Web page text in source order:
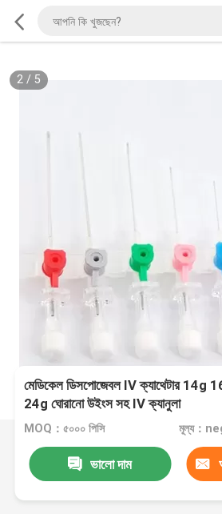
2/ 5
মেডিকেল ডিসপোজেবল IV ক্যাথেটার
24g ঘোরানো উইংস সহ IV ক্যানুলা
MOQ：৫০০০ পিসি মূল্য：
ভালো দাম